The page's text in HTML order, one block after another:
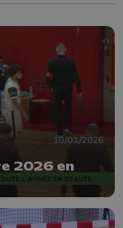
10/01/2026
2026 en